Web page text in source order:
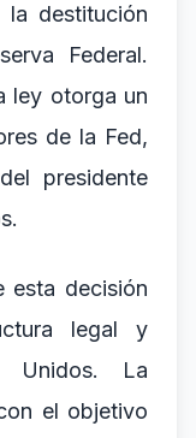
la destitución
Federal.
ley otorga un
de la Fed,
presidente
esta decisión
legal y
Unidos. La
el objetivo